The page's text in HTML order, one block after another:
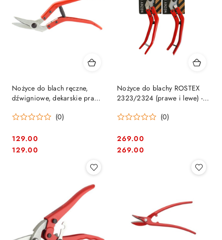
Nożyce do blach ręczne,
dźwigniowe, dekarskie prawe
(0)
Cena:
129.00
Cena:
129.00
Nożyce do blachy ROSTEX
2323/2324 (prawe i lewe) -
mm stal
(0)
Cena:
269.00
Cena:
269.00